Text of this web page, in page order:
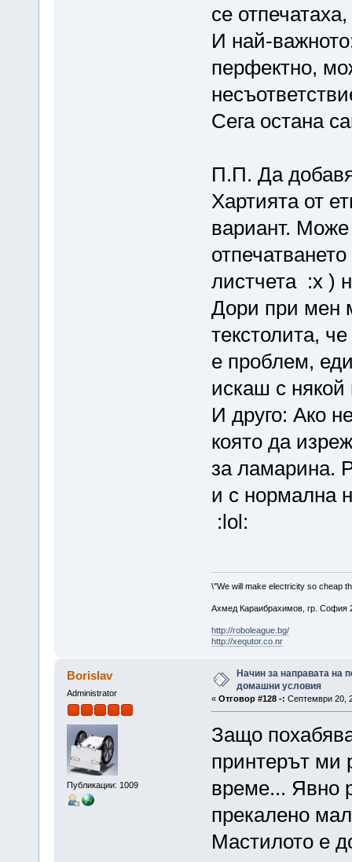
се
И най-
перфектно,
Сега остана
П.П. Да
Хартията от
вариант.
листчета :x )
Дори при мен
текстолита,
е проблем,
искаш с
И друго: Ако
която да
за ламарина.
и с нормална
:lol:
\"We will make electricity so cheap
Ахмед Караибрахимов, гр. София
http://roboleague.bg/
http://xequtor.co.nr
Borislav
Administrator
Публикации: 1009
Начин за направата на
домашни условия
« Отговор #128 -: Септември 20,
Защо
принтерът ми
време... Явно
прекалено
Мастилото е